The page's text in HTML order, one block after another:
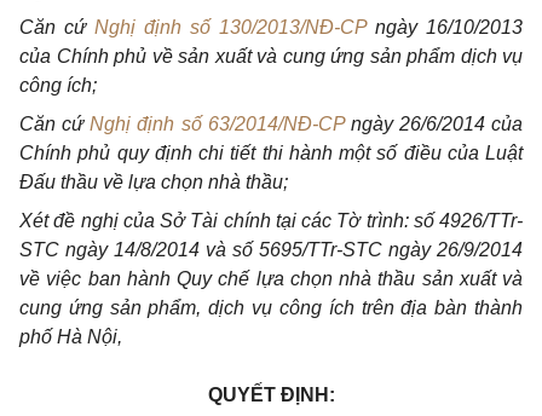
Căn cứ Nghị định số 130/2013/NĐ-CPngày 16/10/2013
của Chính phủ về sản xuất và cung ứng sản phẩm dịch vụ
công ích;
Căn cứNghị định số 63/2014/NĐ-CPngày 26/6/2014 của
Chính phủ quy định chi tiết thi hành một số điều của Luật
Đấu thầu về lựa chọn nhà thầu;
Xét đề nghị của Sở Tài chính tại các Tờ trình: số 4926/TTr-
STC ngày 14/8/2014 và số 5695/TTr-STC ngày 26/9/2014
về việc ban hành Quy chế lựa chọn nhà thầu sản xuất và
cung ứng sản phẩm, dịch vụ công ích trên địa bàn thành
phố Hà Nội,
QUYẾT ĐỊNH: